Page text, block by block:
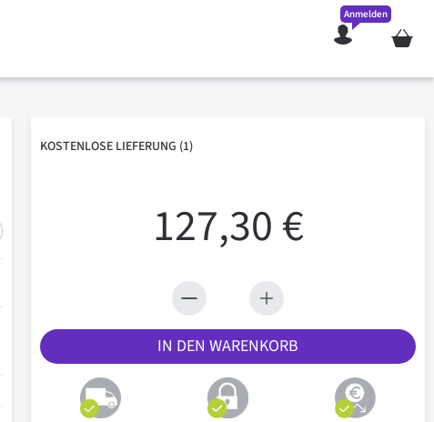
Mein
Anmelden
KOSTENLOSE LIEFERUNG (1)
127,30 €
IN DEN WARENKORB